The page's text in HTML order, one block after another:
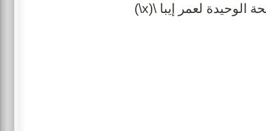
كم يجب أن يكون عمر إيبا لكي تكون هذه المعادلة صحيحة؟ القيمة الصحيحة الوحيدة لعمر إيبا \(x\)